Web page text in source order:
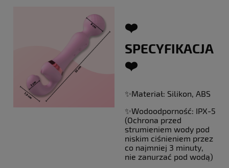
❤️
SPECYFIKACJA
❤️
✨Materiał: Silikon, ABS
✨Wodoodporność: IPX-5
(Ochrona przed
strumieniem wody pod
niskim ciśnieniem przez
co najmniej 3 minuty,
nie zanurzać pod wodą)